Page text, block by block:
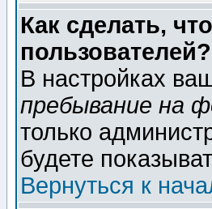
Как сделать,
пользователей?
В настройках
пребывание на
только
будете
Вернуться к